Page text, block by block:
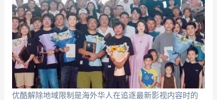
优酷解除地域限制是海外华人在追逐最新影视内容时的